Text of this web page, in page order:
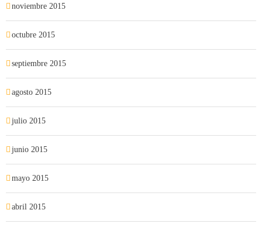
noviembre 2015
octubre 2015
septiembre 2015
agosto 2015
julio 2015
junio 2015
mayo 2015
abril 2015